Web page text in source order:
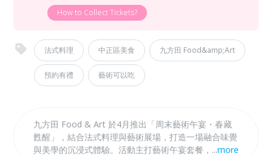
How to Collect Tickets?
法式料理 中正區美食 九方田 Food&amp;Art
預約有禮 藝術可以吃
九方田 Food & Art 於4月推出「周末藝術午宴・春藏
甦醒」，結合法式料理與藝術展場，打造一場融合味覺
與美學的沉浸式體驗。活動主打藝術午宴套餐，從香烤
...more